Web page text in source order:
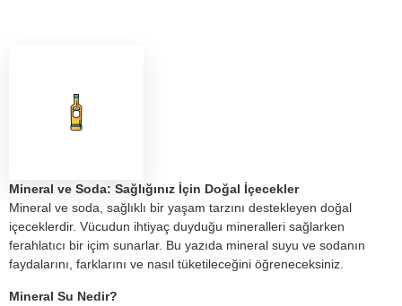
Mineral ve Soda: Sağlığınız İçin Doğal İçecekler
Mineral ve soda, sağlıklı bir yaşam tarzını destekleyen doğal
içeceklerdir. Vücudun ihtiyaç duyduğu mineralleri sağlarken
ferahlatıcı bir içim sunarlar. Bu yazıda mineral suyu ve sodanın
faydalarını, farklarını ve nasıl tüketileceğini öğreneceksiniz.
Mineral Su Nedir?